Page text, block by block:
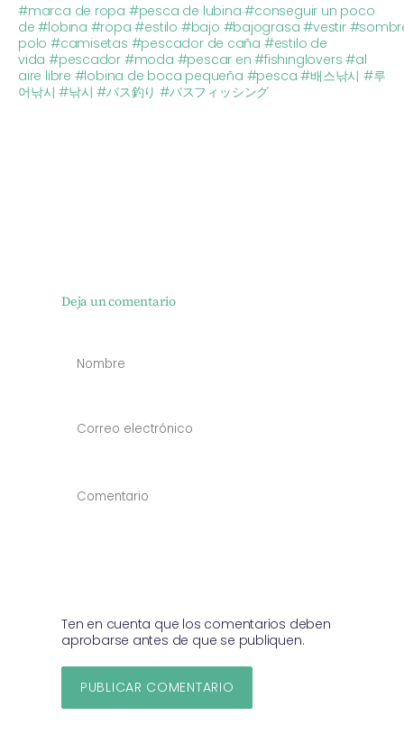
#marca de ropa #pesca de lubina #conseguir un poco
de #lobina #ropa #estilo #bajo #bajograsa #vestir
polo #camisetas #pescador de caña #estilo de
vida #pescador #moda #pescar en #fishinglovers #al
aire libre #lobina de boca pequeña #pesca #배스낚시 #루
어낚시 #낚시 #バス釣り #バスフィッシング
Deja un comentario
Ten en cuenta que los comentarios deben
aprobarse antes de que se publiquen.